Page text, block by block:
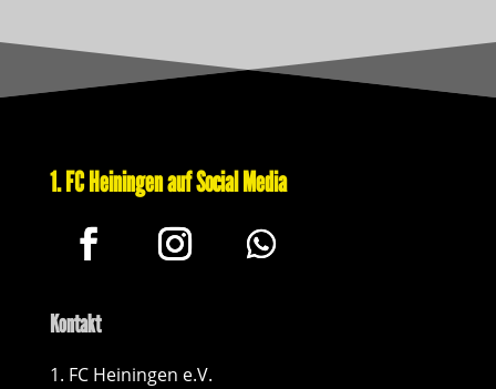
1. FC Heiningen auf Social Media
Kontakt
1. FC Heiningen e.V.